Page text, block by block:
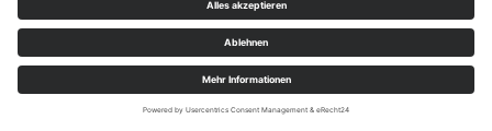
Whistleblowing
Copyright 2026 Terberg Spezialfahrzeuge GmbH